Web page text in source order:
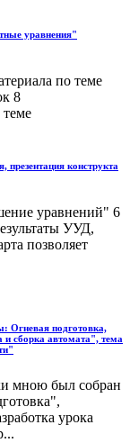
уравнения"
по теме
8
теме
конструкта
уравнений" 6
УУД,
позволяет
Огневая подготовка,
и сборка автомата", тема
мною был собран
урока